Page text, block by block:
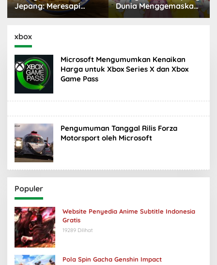
Jepang: Meresapi
Tradisi Lezat
Dunia Menggemaskan
yang Populer
xbox
Microsoft Mengumumkan Kenaikan
Harga untuk Xbox Series X dan Xbox
Game Pass
Pengumuman Tanggal Rilis Forza
Motorsport oleh Microsoft
Populer
Website Penyedia Anime Subtitle Indonesia
Gratis
19289 Dilihat
Pola Spin Gacha Genshin Impact